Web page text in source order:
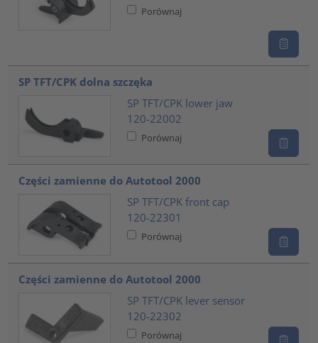
Porównaj
SP TFT/CPK dolna szczęka
SP TFT/CPK lower jaw
120-22002
Porównaj
Części zamienne do Autotool 2000
SP TFT/CPK front cap
120-22301
Porównaj
Części zamienne do Autotool 2000
SP TFT/CPK lever sensor
120-22302
Porównaj